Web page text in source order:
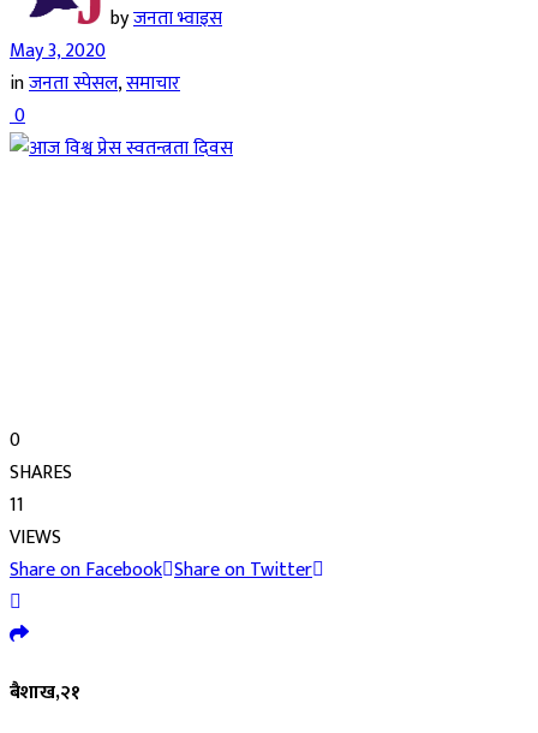
byजनता भ्वाइस
May 3, 2020
inजनता स्पेसल,समाचार
0
0
SHARES
11
VIEWS
Share on Facebook Share on Twitter
बैशाख,२१